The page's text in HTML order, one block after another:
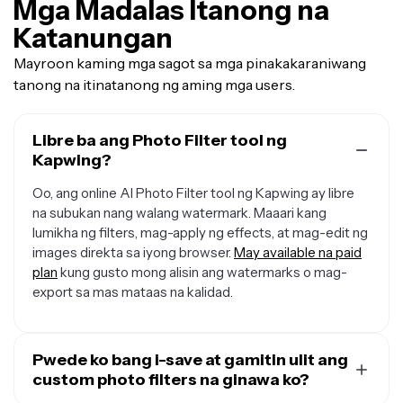
Mga Madalas Itanong na
Katanungan
Mayroon kaming mga sagot sa mga pinakakaraniwang
tanong na itinatanong ng aming mga users.
Libre ba ang Photo Filter tool ng
Kapwing?
Oo, ang online AI Photo Filter tool ng Kapwing ay libre
na subukan nang walang watermark. Maaari kang
lumikha ng filters, mag-apply ng effects, at mag-edit ng
images direkta sa iyong browser. May available na paid
plan kung gusto mong alisin ang watermarks o mag-
export sa mas mataas na kalidad.
Pwede ko bang i-save at gamitin ulit ang
custom photo filters na ginawa ko?